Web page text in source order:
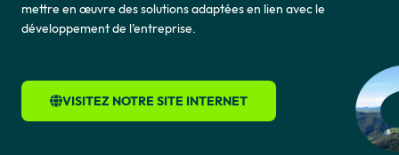
mettre en œuvre des solutions adaptées en lien avec le
développement de l’entreprise.
VISITEZ NOTRE SITE INTERNET